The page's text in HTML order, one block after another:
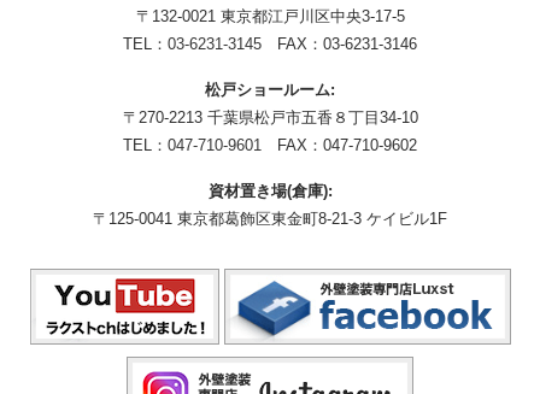
〒132-0021 東京都江戸川区中央3-17-5
TEL： 03-6231-3145 FAX：03-6231-3146
松戸ショールーム:
〒270-2213 千葉県松戸市五香８丁目34-10
TEL： 047-710-9601 FAX：047-710-9602
資材置き場(倉庫):
〒125-0041 東京都葛飾区東金町8-21-3 ケイビル1F